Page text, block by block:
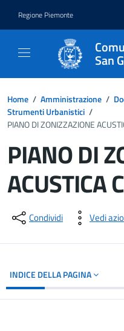
Regione Piemonte
San
Home / Amministrazione /
Strumenti Urbanistici /
PIANO DI ZONIZZAZIONE
PIANO DI
ACUSTICA
Dettagli del
Condividi Vedi
INDICE DELLA PAGINA